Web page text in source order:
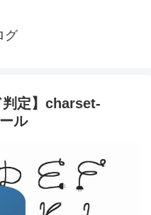
グ
判定】charset-
ル